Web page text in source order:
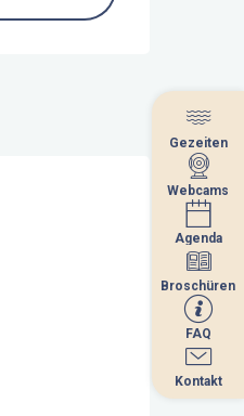
Gezeiten
Webcams
Agenda
Broschüren
FAQ
Kontakt
Kontakt